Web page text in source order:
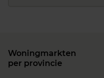
Woningmarkten
per provincie